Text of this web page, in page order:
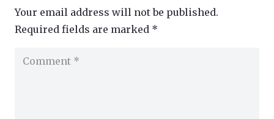
Your email address will not be published.
Required fields are marked *